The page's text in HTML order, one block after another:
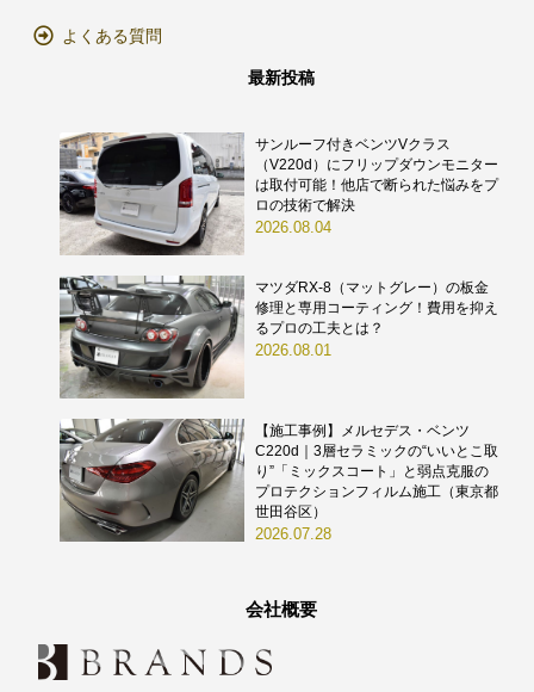
よくある質問
最新投稿
サンルーフ付きベンツVクラス
（V220d）にフリップダウンモニター
は取付可能！他店で断られた悩みをプ
ロの技術で解決
2026.08.04
マツダRX-8（マットグレー）の板金
修理と専用コーティング！費用を抑え
るプロの工夫とは？
2026.08.01
【施工事例】メルセデス・ベンツ
C220d｜3層セラミックの“いいとこ取
り”「ミックスコート」と弱点克服の
プロテクションフィルム施工（東京都
世田谷区）
2026.07.28
会社概要